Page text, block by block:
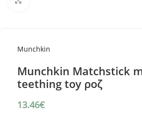
Munchkin
Munchkin Matchstick
teething toy ροζ
13.46€